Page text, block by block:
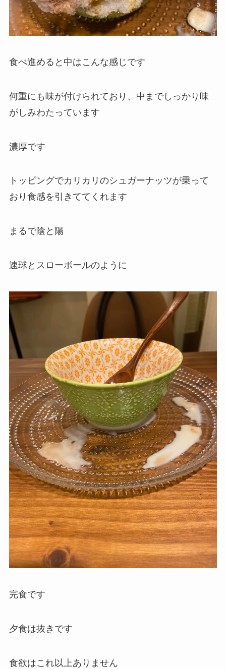
食べ進めると中はこんな感じです
何重にも味が付けられており、中までしっかり味
がしみわたっています
濃厚です
トッピングでカリカリのシュガーナッツが乗って
おり食感を引きててくれます
まるで陰と陽
速球とスローボールのように
完食です
夕食は抜きです
食欲はこれ以上ありません